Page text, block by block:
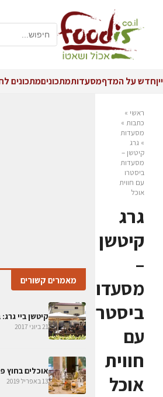
ייןחדש על המדףמסעדותמתכוניםמתכונים
ראשי »
כתבות »
מסעדות
» גרג
קיטשן –
מסעדות
ביסטרו
עם חווית
אוכל
גרג
קיטשן
–
מסעדות
ביסטרו
עם
חווית
אוכל
מאמרים קשורים
קיטשן ביי גרג:
21 ביוני 2017
אוכלים בחוץ פסח
13 באפריל 2019